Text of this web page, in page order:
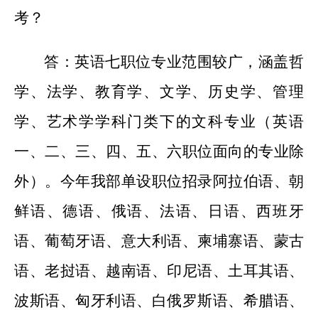
考？
答：英语七职位专业范围较广，涵盖哲
学、法学、教育学、文学、历史学、管理
学、艺术学学科门类下的文科专业（英语
一、二、三、四、五、六职位面向的专业除
外）。今年我部单设职位招录阿拉伯语、朝
鲜语、德语、俄语、法语、日语、西班牙
语、葡萄牙语、意大利语、柬埔寨语、蒙古
语、老挝语、越南语、印尼语、土耳其语、
波斯语、匈牙利语、白俄罗斯语、希腊语、